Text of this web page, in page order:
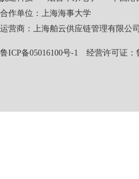
合作单位：上海海事大学
运营商：上海舶云供应链管理
鲁ICP备05016100号-1 经营许可证：